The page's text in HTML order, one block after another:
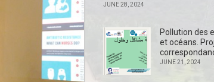
JUNE 28, 2024
Pollution des
et océans.
JUNE 21, 2024